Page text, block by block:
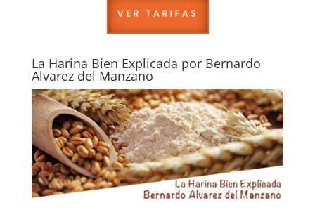
La Harina Bien Explicada por Bernardo
Alvarez del Manzano